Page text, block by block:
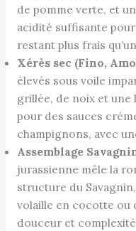
de pomme verte, et
acidité suffisante
restant plus frais
Xérès sec (Fino,
élevés sous voile
grillée, de noix et une
pour des sauces
champignons, avec
Assemblage
jurassienne mêle la
structure du
volaille en cocotte ou
douceur et